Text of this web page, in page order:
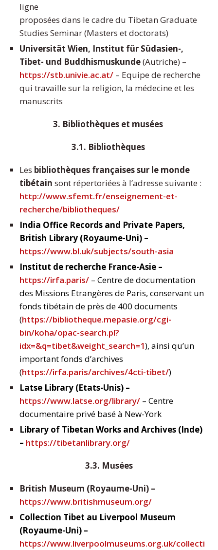
ligne
proposées dans le cadre du Tibetan Graduate
Studies Seminar (Masters et doctorats)
Universität Wien, Institut für Südasien-,
Tibet- und Buddhismuskunde(Autriche) –
https://stb.univie.ac.at/ – Equipe de recherche
qui travaille sur la religion, la médecine et les
manuscrits
3. Bibliothèques et musées
3.1. Bibliothèques
Les bibliothèques françaises sur le monde
tibétain sont répertoriées à l’adresse suivante :
http://www.sfemt.fr/enseignement-et-
recherche/bibliotheques/
India Office Records and Private Papers,
British Library (Royaume-Uni) –
https://www.bl.uk/subjects/south-asia
Institut de recherche France-Asie –
https://irfa.paris/ – Centre de documentation
des Missions Etrangères de Paris, conservant un
fonds tibétain de près de 400 documents
(https://bibliotheque.mepasie.org/cgi-
bin/koha/opac-search.pl?
idx=&q=tibet&weight_search=1), ainsi qu’un
important fonds d’archives
(https://irfa.paris/archives/4cti-tibet/)
Latse Library (Etats-Unis) –
https://www.latse.org/library/ – Centre
documentaire privé basé à New-York
Library of Tibetan Works and Archives (Inde)
– https://tibetanlibrary.org/
3.3. Musées
British Museum (Royaume-Uni) –
https://www.britishmuseum.org/
Collection Tibet au Liverpool Museum
(Royaume-Uni) –
https://www.liverpoolmuseums.org.uk/collecti